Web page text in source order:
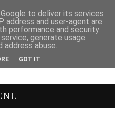
to deliver its services
address and user-agent are
performance and security
generate usage
abuse.
GOT IT